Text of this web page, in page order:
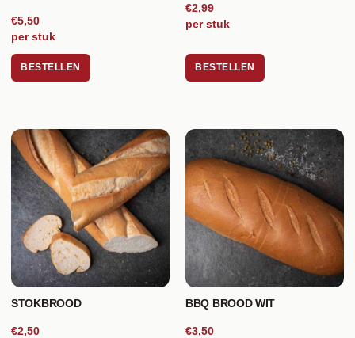
€5,50
per stuk
BESTELLEN
€2,99
per stuk
BESTELLEN
STOKBROOD
€2,50
BBQ BROOD WIT
€3,50